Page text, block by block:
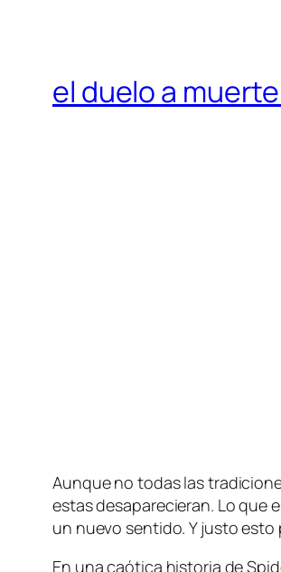
el duelo a
Aunque no to­das las
es­tas des­apa­re­cie­ran. Lo que
un nue­vo sen­ti­do. Y jus­to
En una caó­ti­ca his­to­ria de